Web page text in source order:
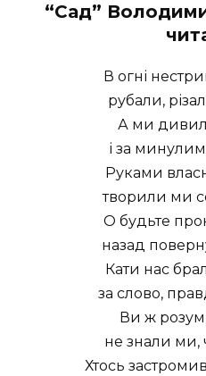
“Сад”
В огні
рубали,
А ми
і за
Руками
творили ми
О будьте
назад
Кати нас
за слово,
Ви ж
не знали ми,
Хтось